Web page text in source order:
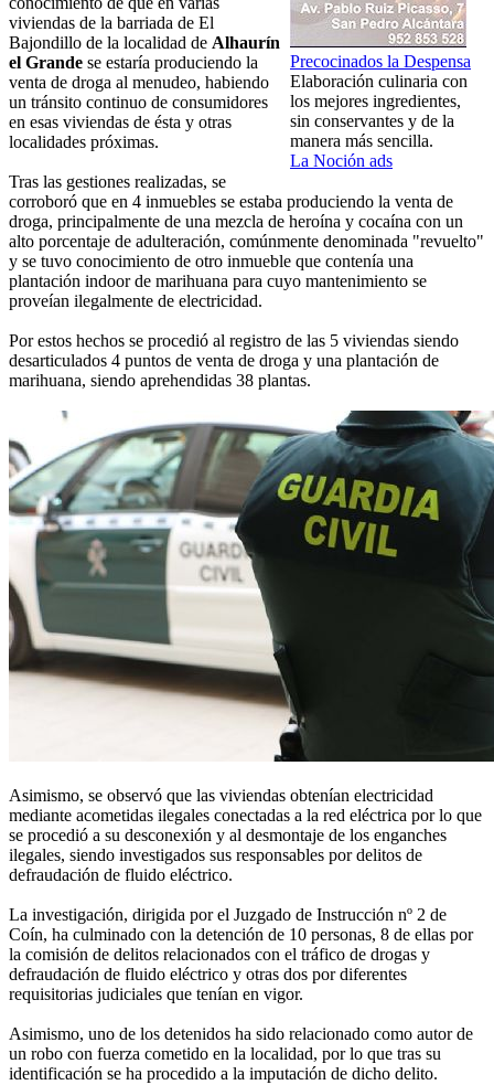
Precocinados la Despensa
Elaboración culinaria con
los mejores ingredientes,
sin conservantes y de la
manera más sencilla.
La Noción ads
viviendas de la barriada de El
Bajondillo de la localidad de Alhaurín
el Grande se estaría produciendo la
venta de droga al menudeo, habiendo
un tránsito continuo de consumidores
en esas viviendas de ésta y otras
localidades próximas.
Tras las gestiones realizadas, se
corroboró que en 4 inmuebles se estaba produciendo la venta de
droga, principalmente de una mezcla de heroína y cocaína con un
alto porcentaje de adulteración, comúnmente denominada "revuelto"
y se tuvo conocimiento de otro inmueble que contenía una
plantación indoor de marihuana para cuyo mantenimiento se
proveían ilegalmente de electricidad.
Por estos hechos se procedió al registro de las 5 viviendas siendo
desarticulados 4 puntos de venta de droga y una plantación de
marihuana, siendo aprehendidas 38 plantas.
Asimismo, se observó que las viviendas obtenían electricidad
mediante acometidas ilegales conectadas a la red eléctrica por lo que
se procedió a su desconexión y al desmontaje de los enganches
ilegales, siendo investigados sus responsables por delitos de
defraudación de fluido eléctrico.
La investigación, dirigida por el Juzgado de Instrucción nº 2 de
Coín, ha culminado con la detención de 10 personas, 8 de ellas por
la comisión de delitos relacionados con el tráfico de drogas y
defraudación de fluido eléctrico y otras dos por diferentes
requisitorias judiciales que tenían en vigor.
Asimismo, uno de los detenidos ha sido relacionado como autor de
un robo con fuerza cometido en la localidad, por lo que tras su
identificación se ha procedido a la imputación de dicho delito.